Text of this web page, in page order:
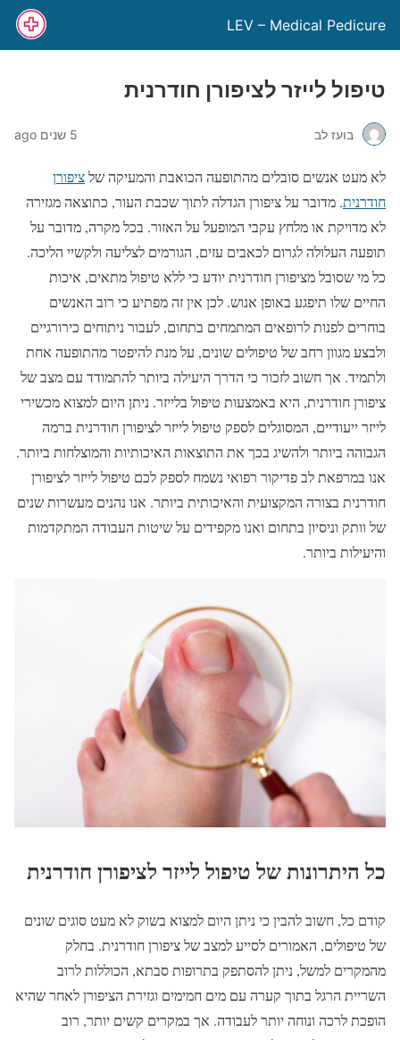
LEV – Medical Pedicure
טיפול לייזר לציפורן חודרנית
בועז לב 5 שנים ago
לא מעט אנשים סובלים מהתופעה הכואבת והמעיקה שלציפורן
חודרנית. מדובר על ציפורן הגדלה לתוך שכבת העור, כתוצאה מגזירה
לא מדויקת או מלחץ עקבי המופעל על האזור. בכל מקרה, מדובר על
תופעה העלולה לגרום לכאבים עזים, הגורמים לצליעה ולקשיי הליכה.
כל מי שסובל מציפורן חודרנית יודע כי ללא טיפול מתאים, איכות
החיים שלו תיפגע באופן אנוש. לכן אין זה מפתיע כי רוב האנשים
בוחרים לפנות לרופאים המתמחים בתחום, לעבור ניתוחים כירורגיים
ולבצע מגוון רחב של טיפולים שונים, על מנת להיפטר מהתופעה אחת
ולתמיד. אך חשוב לזכור כי הדרך היעילה ביותר להתמודד עם מצב של
ציפורן חודרנית, היא באמצעות טיפול בלייזר. ניתן היום למצוא מכשירי
לייזר ייעודיים, המסוגלים לספק טיפול לייזר לציפורן חודרנית ברמה
הגבוהה ביותר ולהשיג בכך את התוצאות האיכותיות והמוצלחות ביותר.
אנו במרפאת לב פדיקור רפואי נשמח לספק לכם טיפול לייזר לציפורן
חודרנית בצורה המקצועית והאיכותית ביותר. אנו נהנים מעשרות שנים
של וותק וניסיון בתחום ואנו מקפידים על שיטות העבודה המתקדמות
והיעילות ביותר.
כל היתרונות של טיפול לייזר לציפורן חודרנית
קודם כל, חשוב להבין כי ניתן היום למצוא בשוק לא מעט סוגים שונים
של טיפולים, האמורים לסייע למצב של ציפורן חודרנית. בחלק
מהמקרים למשל, ניתן להסתפק בתרופות סבתא, הכוללות לרוב
השריית הרגל בתוך קערה עם מים חמימים וגזירת הציפורן לאחר שהיא
הופכת לרכה ונוחה יותר לעבודה. אך במקרים קשים יותר, רוב